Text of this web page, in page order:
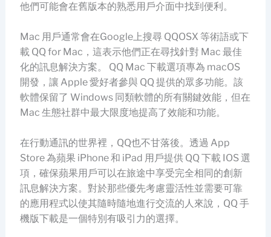
他們可能會在舊版本的熟悉用戶介面中找到便利。
Mac 用戶通常會在Google上搜尋 QQOSX 等術語或下
載 QQ for Mac，這表示他們正在尋找針對 Mac 最佳
化的訊息解決方案。 QQ Mac 下載選項專為 macOS
開發，讓 Apple 愛好者參與 QQ 提供的眾多功能。該
軟體保留了 Windows 同類軟體的所有關鍵效能，但在
Mac 生態社群中最大限度地提高了效能和功能。
在行動通訊的世界裡，QQ也不甘落後。透過 App
Store 為蘋果 iPhone 和 iPad 用戶提供 QQ 下載 IOS 選
項，確保蘋果用戶可以在旅途中享受完全相同的創新
訊息解決方案。對於那些優先考慮靈活性並需要可靠
的應用程式以使其隨時隨地進行交流的人來說，QQ 手
機版下載是一個特別有吸引力的選擇。